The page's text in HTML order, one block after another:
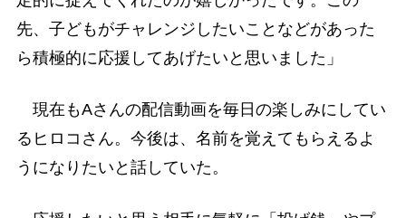
先、子どもがチャレンジしたいことなどがあった
ら積極的に応援してあげたいと思いました」
現在もAさんの配信動画を毎日の楽しみにしてい
るヒロコさん。今後は、名前を覚えてもらえるよ
うになりたいと話していた。